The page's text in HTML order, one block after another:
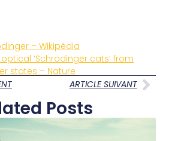
– Wikipédia
‘Schrödinger cats’ from
states – Nature
ARTICLE SUIVANT
Posts